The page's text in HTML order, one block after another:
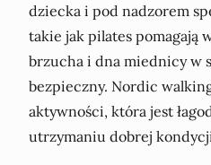
dziecka i pod nadzorem
takie jak pilates pomagają
brzucha i dna miednicy w
bezpieczny. Nordic
aktywności, która jest
utrzymaniu dobrej